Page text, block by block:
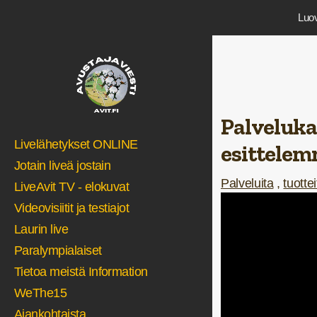
Livelähetykset ONLINE
Jotain liveä jostain
LiveAvit TV - elokuvat
Videovisiitit ja testiajot
Laurin live
Paralympialaiset
Tietoa meistä Information
WeThe15
Ajankohtaista
Palveluita,